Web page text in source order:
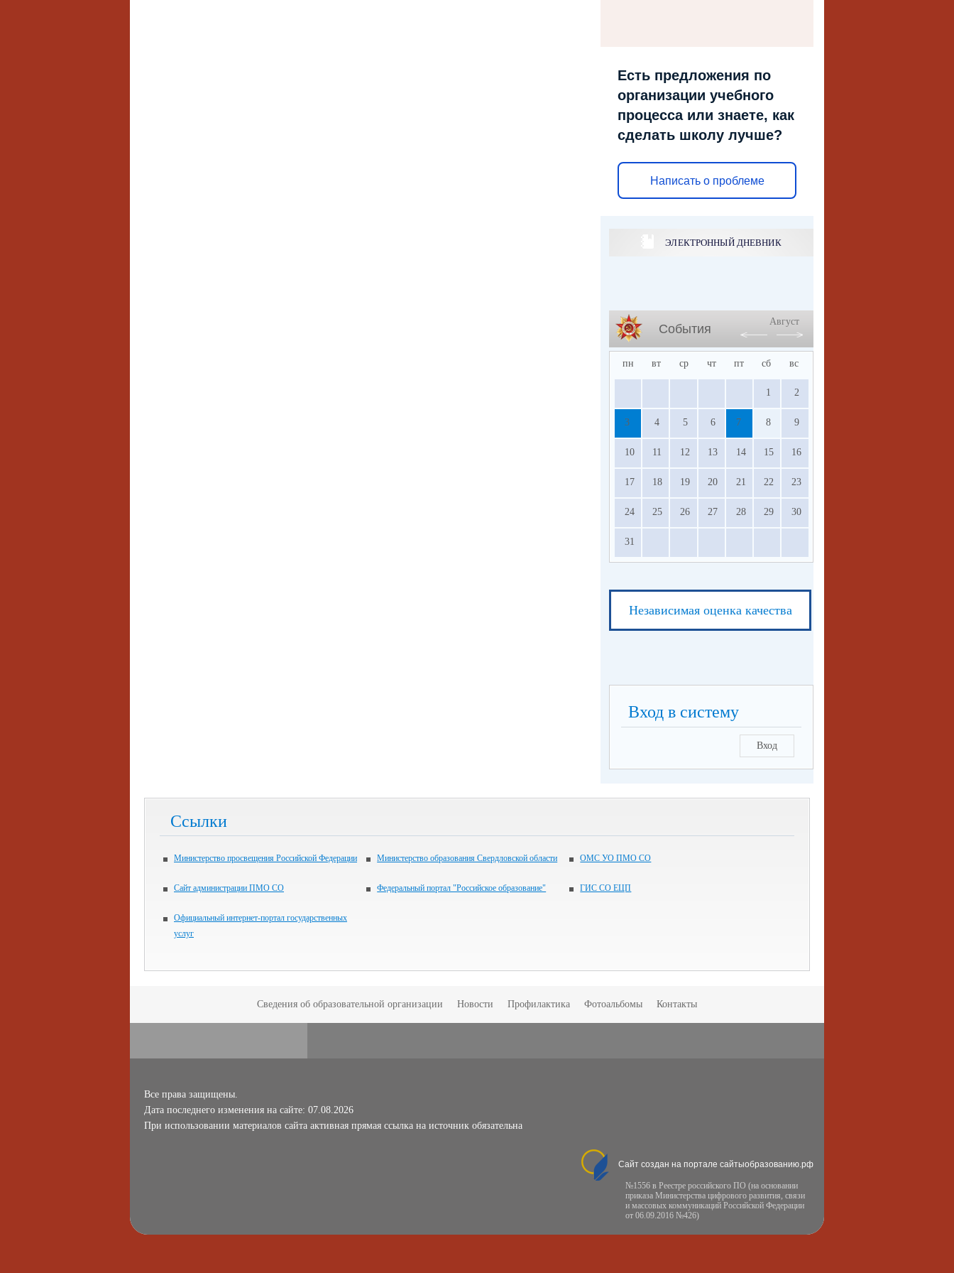
Есть предложения по
организации учебного
процесса или знаете, как
сделать школу лучше?
Написать о проблеме
ЭЛЕКТРОННЫЙ ДНЕВНИК
События
Август
пн вт ср чт пт сб вс
1 2
3 4 5 6 7 8 9
10 11 12 13 14 15 16
17 18 19 20 21 22 23
24 25 26 27 28 29 30
31
Независимая оценка качества
Вход в систему
Вход
Ссылки
Министерство просвещения Российской Федерации Министерство образования Свердловской области ОМС УО ПМО СО
Сайт администрации ПМО СО Федеральный портал "Российское образование" ГИС СО ЕЦП
Официальный интернет-портал государственных
услуг
Сведения об образовательной организации Новости Профилактика Фотоальбомы Контакты
Все права защищены.
Дата последнего изменения на сайте: 07.08.2026
При использовании материалов сайта активная прямая ссылка на источник обязательна
Сайт создан на портале сайтыобразованию.рф
№1556 в Реестре российского ПО (на основании
приказа Министерства цифрового развития, связи
и массовых коммуникаций Российской Федерации
от 06.09.2016 №426)